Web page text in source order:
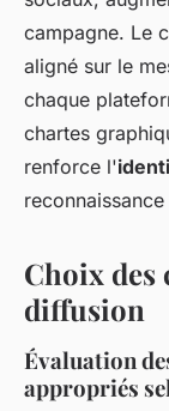
campagne. Le
aligné sur le
chaque
chartes
renforce l'
Choix des
diffusion
Évaluation
appropriés